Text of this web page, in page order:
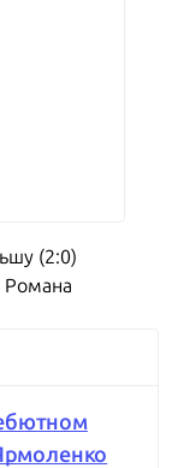
(2:0)
Романа